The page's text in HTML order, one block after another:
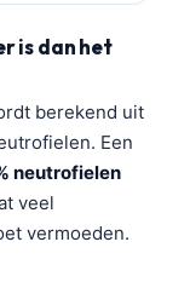
is dan het
berekend uit
Een
neutrofielen
veel
vermoeden.